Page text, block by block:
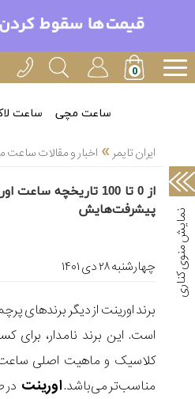
ساعت مچی ساعت
ایران تایمر » اخبار و مقالات
از 0 تا 100 تاریخچه
پیشرفت‌هایش
چهارشنبه ۲۸ دی ۱۴۰۱
برند اورینت از دیگر برند‌های
است. این برند نامدار،
کلاسیک و ماهیت اصلی ساعت
مناسب‌تر می‌باشد.اورینت در
خدمات
ایران
تایمر(11)
سرزمین
ساعت،
سوئیس(136)
آموزش
دانستی
های